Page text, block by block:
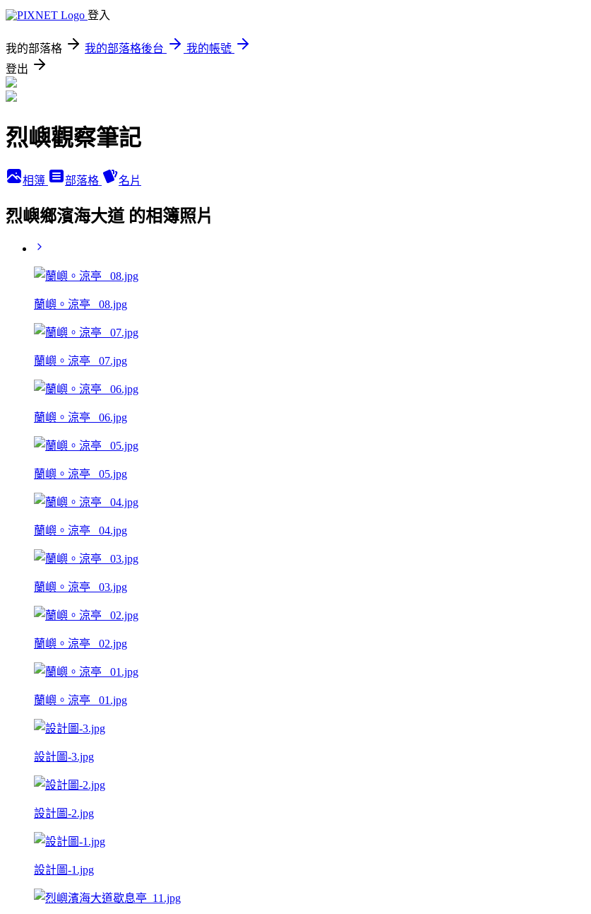
登入
我的部落格 我的部落格後台
我的帳號
登出
烈嶼觀察筆記
相簿 部落格 名片
烈嶼鄉濱海大道 的相簿照片
蘭嶼。涼亭 _08.jpg
蘭嶼。涼亭 _07.jpg
蘭嶼。涼亭 _06.jpg
蘭嶼。涼亭 _05.jpg
蘭嶼。涼亭 _04.jpg
蘭嶼。涼亭 _03.jpg
蘭嶼。涼亭 _02.jpg
蘭嶼。涼亭 _01.jpg
設計圖-3.jpg
設計圖-2.jpg
設計圖-1.jpg